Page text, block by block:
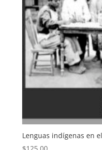
Lenguas indígenas en
$125.00